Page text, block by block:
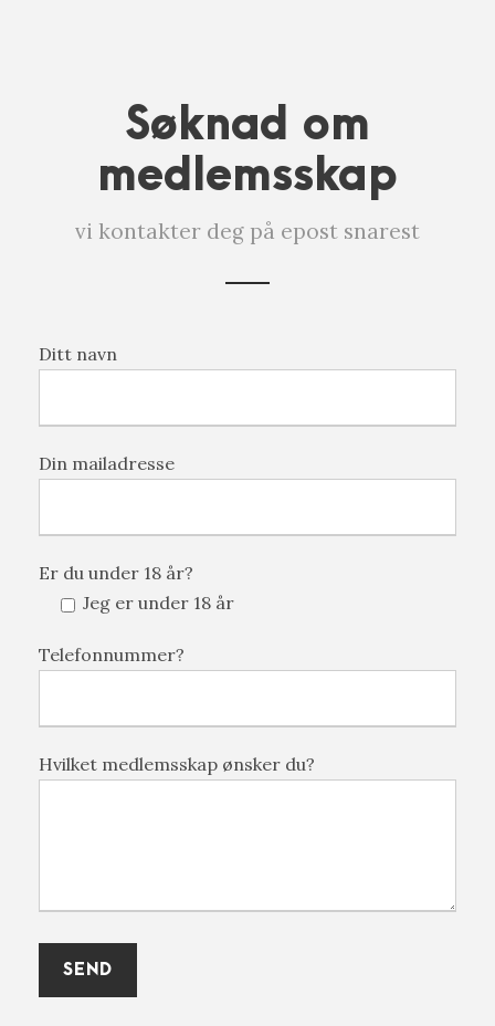
Søknad om
medlemsskap
vi kontakter deg på epost snarest
Ditt navn
Din mailadresse
Er du under 18 år?
Jeg er under 18 år
Telefonnummer?
Hvilket medlemsskap ønsker du?